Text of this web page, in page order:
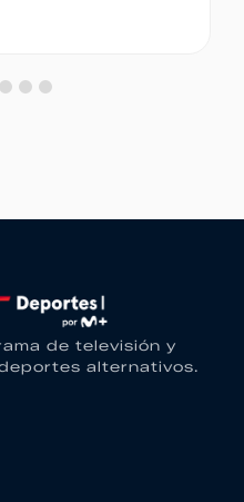
de televisión y
alternativos.